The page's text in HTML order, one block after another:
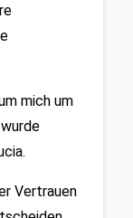
mich um
Vertrauen